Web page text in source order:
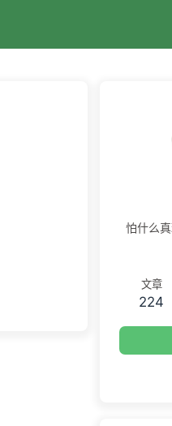
怕什么
文章
224